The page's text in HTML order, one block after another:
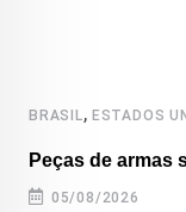
BRASIL, ESTADOS
Peças de armas
05/08/2026